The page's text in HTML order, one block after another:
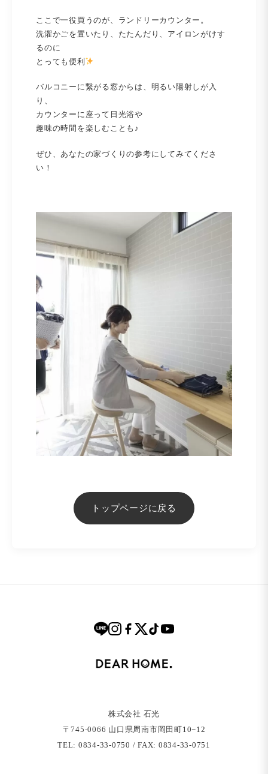
ここで一役買うのが、ランドリーカウンター。
洗濯かごを置いたり、たたんだり、アイロンがけす
るのに
とっても便利
バルコニーに繋がる窓からは、明るい陽射しが入
り、
カウンターに座って日光浴や
趣味の時間を楽しむことも♪
ぜひ、あなたの家づくりの参考にしてみてくださ
い！
トップページに戻る
株式会社 石光
〒745-0066 ⼭⼝県周南市岡⽥町10−12
TEL: 0834-33-0750 / FAX: 0834-33-0751